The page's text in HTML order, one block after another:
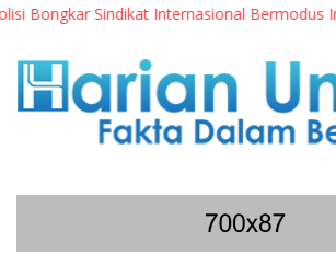
Sindikat Internasional Bermodus